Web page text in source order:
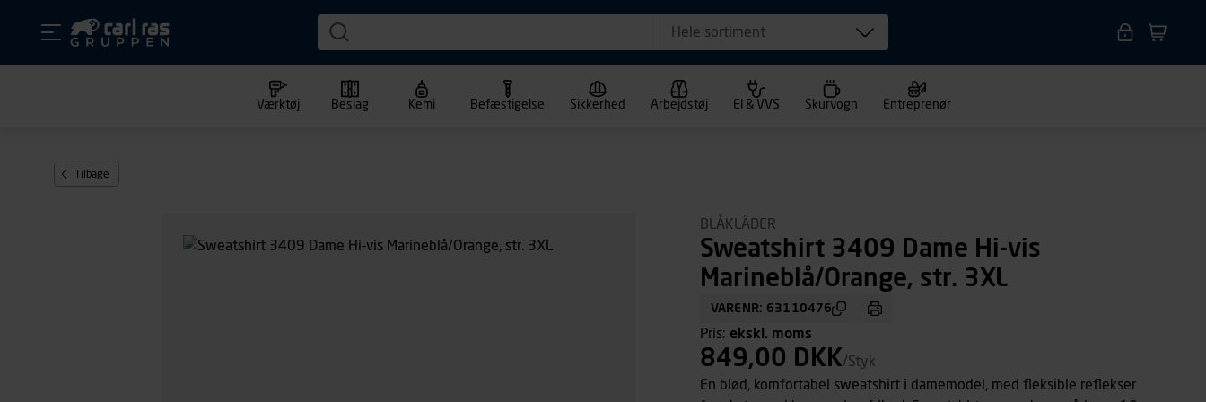
Hele sortiment
Værktøj Beslag Kemi Befæstigelse Sikkerhed Arbejdstøj El & VVS Skurvogn Entreprenør
Tilbage
BLÅKLÄDER
Sweatshirt 3409 Dame Hi-vis
Marineblå/Orange, str. 3XL
VARENR: 63110476
Pris: ekskl. moms
849,00 DKK/Styk
En blød, komfortabel sweatshirt i damemodel, med fleksible reflekser